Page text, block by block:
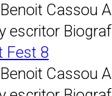
Cassou
escritor
Fest 8
Cassou